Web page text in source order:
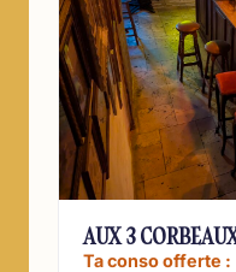
AUX 3
Ta conso offerte :